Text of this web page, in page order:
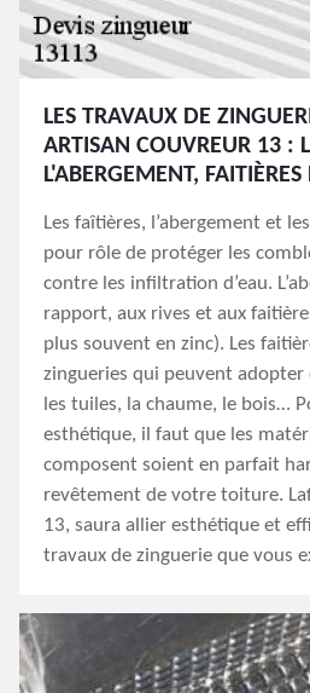
LES TRAVAUX DE
ARTISAN COUVREUR 13 :
L'ABERGEMENT,
Les faîtières, l’abergement et
pour rôle de protéger les
contre les infiltration d’eau.
rapport, aux rives et aux
plus souvent en zinc). Les
zingueries qui peuvent
les tuiles, la chaume, le bois…
esthétique, il faut que les
composent soient en parfait
revêtement de votre toiture.
13, saura allier esthétique et
travaux de zinguerie que vous